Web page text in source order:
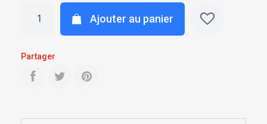
Ajouter au panier
Partager